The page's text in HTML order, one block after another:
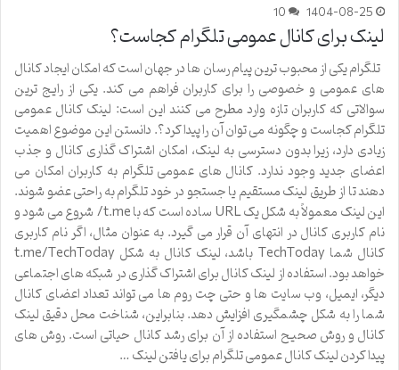
1404-08-25
10
لینک برای کانال عمومی تلگرام کجاست؟
تلگرام یکی از محبوب ترین پیام رسان ها در جهان است که امکان ایجاد کانال
های عمومی و خصوصی را برای کاربران فراهم می کند. یکی از رایج ترین
سوالاتی که کاربران تازه وارد مطرح می کنند این است: لینک کانال عمومی
تلگرام کجاست و چگونه می توان آن را پیدا کرد؟. دانستن این موضوع اهمیت
زیادی دارد، زیرا بدون دسترسی به لینک، امکان اشتراک گذاری کانال و جذب
اعضای جدید وجود ندارد. کانال های عمومی تلگرام به کاربران امکان می
دهند تا از طریق لینک مستقیم یا جستجو در خود تلگرام به راحتی عضو شوند.
این لینک معمولاً به شکل یک URL ساده است که با t.me/ شروع می شود و
نام کاربری کانال در انتهای آن قرار می گیرد. به عنوان مثال، اگر نام کاربری
کانال شما TechToday باشد، لینک کانال به شکل t.me/TechToday
خواهد بود. استفاده از لینک کانال برای اشتراک گذاری در شبکه های اجتماعی
دیگر، ایمیل، وب سایت ها و حتی چت روم ها می تواند تعداد اعضای کانال
شما را به شکل چشمگیری افزایش دهد. بنابراین، شناخت محل دقیق لینک
کانال و روش صحیح استفاده از آن برای رشد کانال حیاتی است. روش های
پیدا کردن لینک کانال عمومی تلگرام برای یافتن لینک …